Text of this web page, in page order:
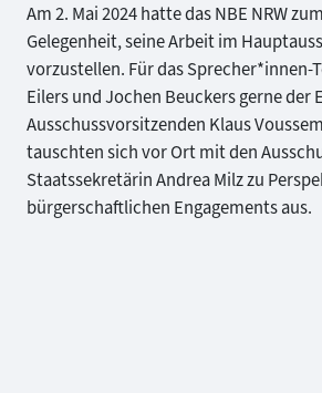
Am 2. Mai 2024 hatte das NBE NRW
Gelegenheit, seine Arbeit im
vorzustellen. Für das Sprecher*innen-
Eilers und Jochen Beuckers gerne der
Ausschussvorsitzenden Klaus
tauschten sich vor Ort mit den
Staatssekretärin Andrea Milz zu
bürgerschaftlichen Engagements aus.